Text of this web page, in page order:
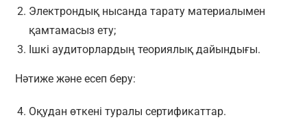
Электрондық нысанда тарату материалымен
қамтамасыз ету;
Ішкі аудиторлардың теориялық дайындығы.
Нәтиже және есеп беру:
Оқудан өткені туралы сертификаттар.